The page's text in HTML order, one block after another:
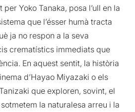
per Yoko Tanaka, posa l’ull en la
que l’ésser humà tracta
ja no respon a la seva
crematístics immediats que
En aquest sentit, la història
d’Hayao Miyazaki o els
que exploren, sovint, el
la naturalesa arreu i la